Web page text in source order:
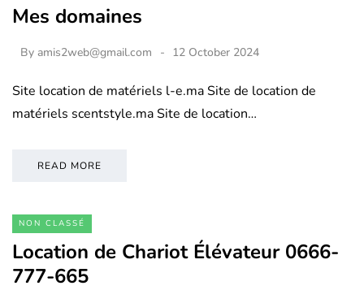
Mes domaines
By amis2web@gmail.com 12 October 2024
Site location de matériels l-e.ma Site de location de
matériels scentstyle.ma Site de location…
READ MORE
NON CLASSÉ
Location de Chariot Élévateur 0666-
777-665